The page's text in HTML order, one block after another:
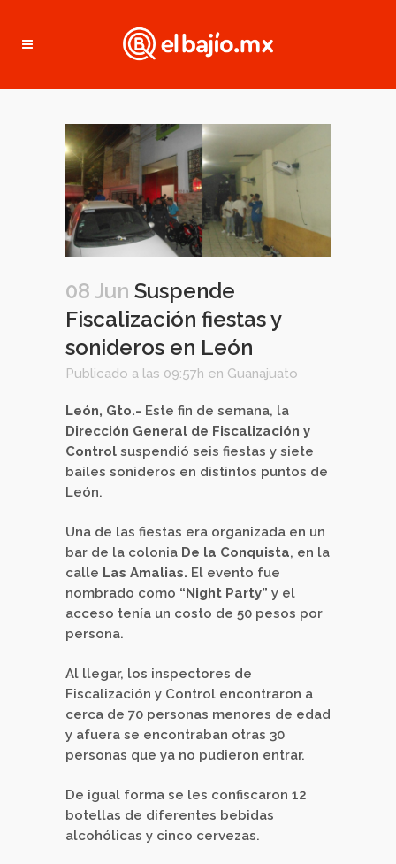
08 Jun Suspende
Fiscalización fiestas y
sonideros en León
Publicado a las 09:57h en Guanajuato
León, Gto.- Este fin de semana, la
Dirección General de Fiscalización y
Control suspendió seis fiestas y siete
bailes sonideros en distintos puntos de
León.
Una de las fiestas era organizada en un
bar de la colonia De la Conquista, en la
calle Las Amalias. El evento fue
nombrado como “Night Party” y el
acceso tenía un costo de 50 pesos por
persona.
Al llegar, los inspectores de
Fiscalización y Control encontraron a
cerca de 70 personas menores de edad
y afuera se encontraban otras 30
personas que ya no pudieron entrar.
De igual forma se les confiscaron 12
botellas de diferentes bebidas
alcohólicas y cinco cervezas.